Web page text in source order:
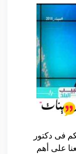
فى دكتور
على أهم